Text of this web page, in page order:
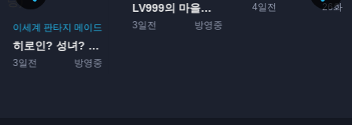
이세계 판타지 메이드
히로인? 성녀? 아니요, 올...
3일전 방영중
LV999의 마을사람
3일전 방영중
4일전 26화